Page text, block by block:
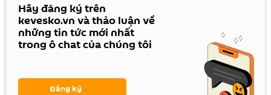
Hãy đăng ký trên
kevesko.vn và thảo luận về
những tin tức mới nhất
trong ô chat của chúng tôi
Đăng ký